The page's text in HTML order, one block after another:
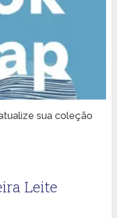
sua coleção
Leite